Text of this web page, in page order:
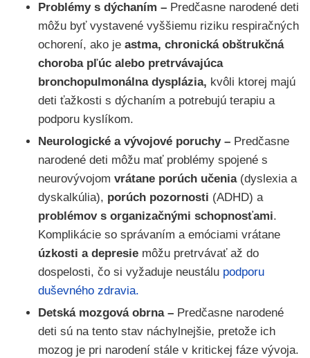
Problémy s dýchaním – Predčasne narodené deti
môžu byť vystavené vyššiemu riziku respiračných
ochorení, ako je astma, chronická obštrukčná
choroba pľúc alebo pretrvávajúca
bronchopulmonálna dysplázia, kvôli ktorej majú
deti ťažkosti s dýchaním a potrebujú terapiu a
podporu kyslíkom.
Neurologické a vývojové poruchy – Predčasne
narodené deti môžu mať problémy spojené s
neurovývojom vrátane porúch učenia (dyslexia a
dyskalkúlia), porúch pozornosti (ADHD) a
problémov s organizačnými schopnosťami.
Komplikácie so správaním a emóciami vrátane
úzkosti a depresie môžu pretrvávať až do
dospelosti, čo si vyžaduje neustálu podporu
duševného zdravia.
Detská mozgová obrna – Predčasne narodené
deti sú na tento stav náchylnejšie, pretože ich
mozog je pri narodení stále v kritickej fáze vývoja.